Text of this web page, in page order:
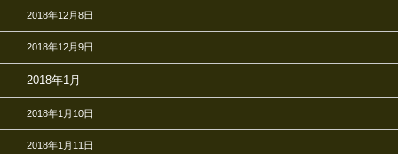
2018年12月8日
2018年12月9日
2018年1月
2018年1月10日
2018年1月11日